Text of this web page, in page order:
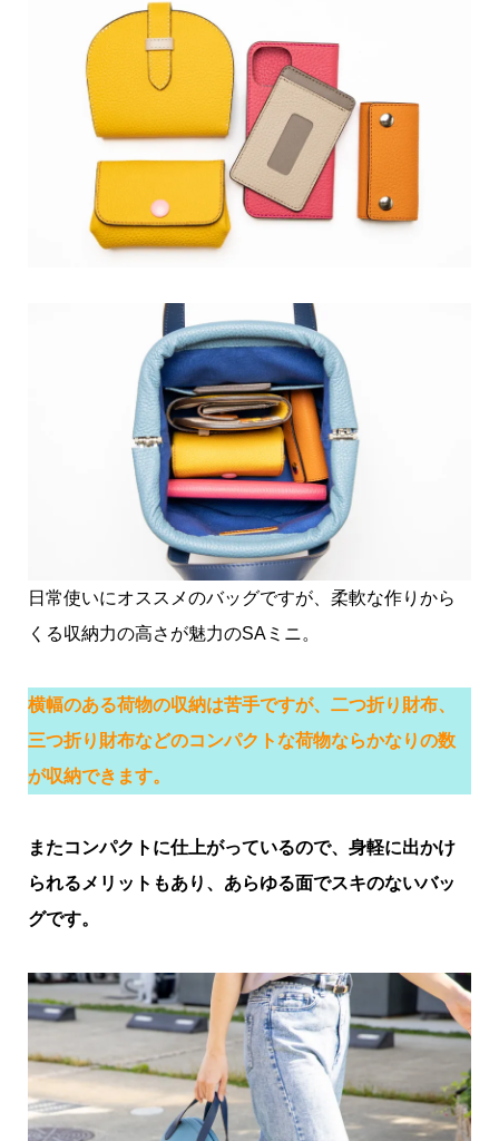
日常使いにオススメのバッグですが、柔軟な作りから
くる収納力の高さが魅力のSAミニ。
横幅のある荷物の収納は苦手ですが、二つ折り財布、
三つ折り財布などのコンパクトな荷物ならかなりの数
が収納できます。
またコンパクトに仕上がっているので、身軽に出かけ
られるメリットもあり、あらゆる面でスキのないバッ
グです。